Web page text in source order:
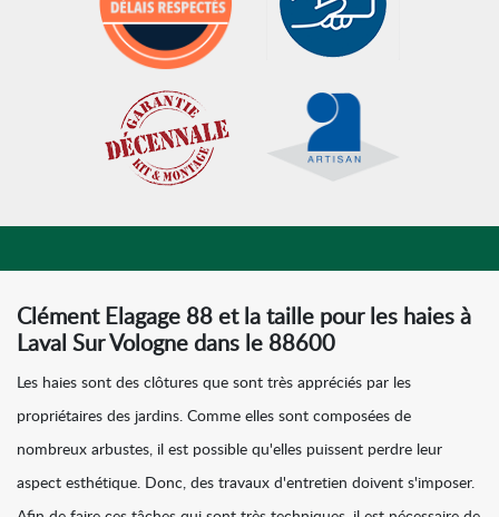
Clément Elagage 88 et la taille pour les haies à
Laval Sur Vologne dans le 88600
Les haies sont des clôtures que sont très appréciés par les
propriétaires des jardins. Comme elles sont composées de
nombreux arbustes, il est possible qu'elles puissent perdre leur
aspect esthétique. Donc, des travaux d'entretien doivent s'imposer.